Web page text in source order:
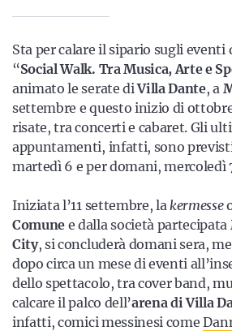
Servizi
Resta sempre aggiornato con le ultime
nostra newsletter
Iscriviti
Sta per calare il sipario sugli eventi
“Social Walk. Tra Musica, Arte e
animato le serate diVilla Dante, a
settembre e questo inizio di
risate, tra concerti e cabaret. Gli
appuntamenti, infatti, sono
martedì 6 e per domani, mercoledì
Iniziata l’11 settembre, lakermesse
Comune e dalla società partecipata
City, si concluderà domani sera,
dopo circa un mese di eventi
dello spettacolo, tra cover band,
calcare il palco dell’arena di Villa
infatti, comici messinesi come